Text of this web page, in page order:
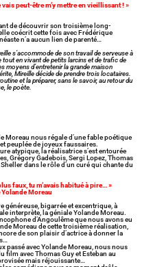
peut-être m’y mettre en vieillissant ! »
de découvrir son troisième long-
coécrit cette fois avec Frédérique
n’a aucun lien de parenté…
s’accommode de son travail de serveuse à
tout en vivant de petits larcins et de trafic de
moyens d’entretenir la grande maison
Mireille décide de prendre trois locataires.
et la préparer, sans le savoir, au retour du
le poète.
Moreau nous régale d’une fable poétique
peuplée de joyeux faussaires.
atypique, la réalisatrice s’est entourée
Grégory Gadebois, Sergi Lopez, Thomas
dans le rôle d’un curé qui chante du
faux, tu m’avais habitué à pire… »
Yolande Moreau
généreuse, bigarrée et excentrique, à
interprète, la géniale Yolande Moreau.
d’Angoulême que nous avons eu
Moreau de cette troisième réalisation,
de son plaisir d’actrice à donner la
passé avec Yolande Moreau, nous nous
film avec Thomas Guy et Esteban au
mais réjouissante…